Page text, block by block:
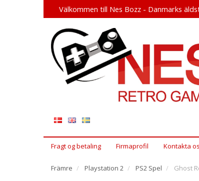
Välkommen till Nes Bozz - Danmarks
Fragt og betaling Firmaprofil Kontakta
Främre Playstation 2 PS2 Spel Ghost